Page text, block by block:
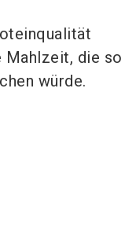
Mahlzeit, die so
würde.